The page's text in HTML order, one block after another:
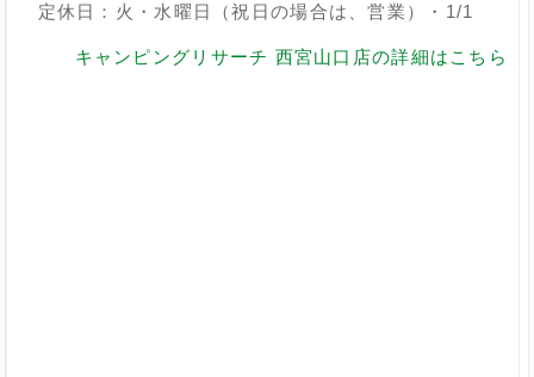
定休日：火・水曜日（祝日の場合は、営業）・1/1
キャンピングリサーチ 西宮山口店の詳細はこちら